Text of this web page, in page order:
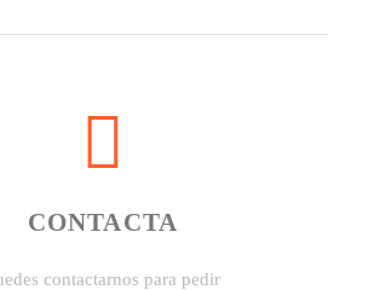
CONTACTA
contactarnos para pedir